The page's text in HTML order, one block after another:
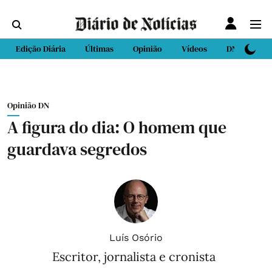
Edição Diária Últimas Opinião Vídeos DN Sport
Opinião DN
A figura do dia: O homem que
guardava segredos
Luís Osório
Escritor, jornalista e cronista